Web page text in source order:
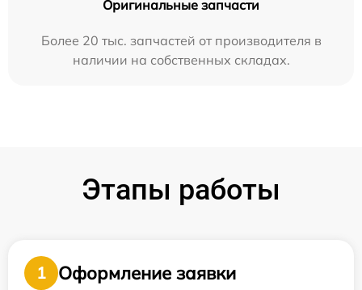
Оригинальные запчасти
Более 20 тыс. запчастей от производителя в
наличии на собственных складах.
Этапы работы
1
Оформление заявки